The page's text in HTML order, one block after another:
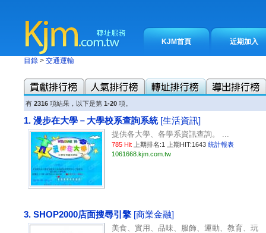
KJM首頁 近期加入
目錄 > 交通運輸
有 2316 項結果，以下是第 1-20 項。
1. 漫步在大學－大學校系查詢系統 [生活資訊]
提供各大學、各學系資訊查詢。 ...
785 Hit 上期排名:1 上期HIT:1643 統計報表
1061668.kjm.com.tw
3. SHOP2000店面搜尋引擎 [商業金融]
美食、實用、品味、服飾、運動、教育、玩